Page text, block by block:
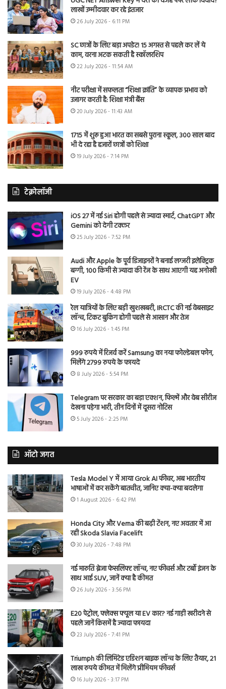
लाखों उम्मीदवार कर रहे इंतजार
26 July 2026 - 6:11 PM
SC छात्रों के लिए बड़ा अपडेट! 15 अगस्त से पहले कर लें ये
काम, वरना अटक सकती है स्कॉलरशिप
22 July 2026 - 11:54 AM
नीट परीक्षा में सफलता “शिक्षा क्रांति” के व्यापक प्रभाव को
उजागर करती है: शिक्षा मंत्री बैंस
20 July 2026 - 11:43 AM
1715 में शुरू हुआ भारत का सबसे पुराना स्कूल, 300 साल बाद
भी दे रहा है हजारों छात्रों को शिक्षा
19 July 2026 - 7:14 PM
टेक्नोलॉजी
iOS 27 में नई Siri होगी पहले से ज्यादा स्मार्ट, ChatGPT और
Gemini को देगी टक्कर
25 July 2026 - 7:52 PM
Audi और Apple के पूर्व डिजाइनरों ने बनाई लग्जरी इलेक्ट्रिक
बग्गी, 100 किमी से ज्यादा की रेंज के साथ आएगी यह अनोखी
EV
19 July 2026 - 4:48 PM
रेल यात्रियों के लिए बड़ी खुशखबरी, IRCTC की नई वेबसाइट
लॉन्च, टिकट बुकिंग होगी पहले से आसान और तेज
16 July 2026 - 1:45 PM
999 रुपये में रिजर्व करें Samsung का नया फोल्डेबल फोन,
मिलेंगे 2799 रुपये के फायदे
8 July 2026 - 5:54 PM
Telegram पर सरकार का बड़ा एक्शन, फिल्में और वेब सीरीज
देखना पड़ेगा भारी, तीन दिनों में दूसरा नोटिस
5 July 2026 - 2:25 PM
ऑटो जगत
Tesla Model Y में आया Grok AI फीचर, अब भारतीय
भाषाओं में कर सकेंगे बातचीत, जानिए क्या-क्या बदलेगा
1 August 2026 - 6:42 PM
Honda City और Verna की बढ़ी टेंशन, नए अवतार में आ
रही Skoda Slavia Facelift
30 July 2026 - 7:48 PM
नई मारुति ब्रेजा फेसलिफ्ट लॉन्च, नए फीचर्स और टर्बो इंजन के
साथ आई SUV, जानें क्या है कीमत
26 July 2026 - 3:56 PM
E20 पेट्रोल, फ्लेक्स फ्यूल या EV कार? नई गाड़ी खरीदने से
पहले जानें किसमें है ज्यादा फायदा
23 July 2026 - 7:41 PM
Triumph की लिमिटेड एडिशन बाइक लॉन्च के लिए तैयार, 21
लाख रुपये कीमत में मिलेंगे प्रीमियम फीचर्स
16 July 2026 - 3:17 PM